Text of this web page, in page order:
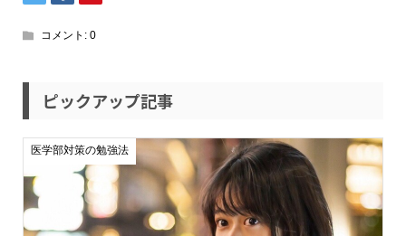
コメント: 0
ピックアップ記事
医学部対策の勉強法